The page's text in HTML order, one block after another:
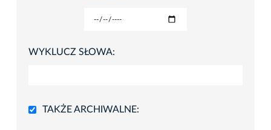
WYKLUCZ SŁOWA:
TAKŻE ARCHIWALNE: